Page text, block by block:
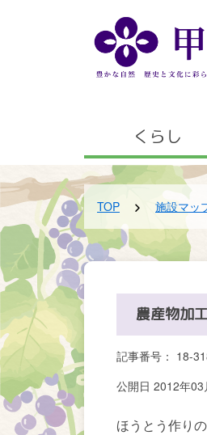
くらし
TOP 施設マッ
農産物加
記事番号： 18-
公開日 2012年03
ほうとう作り